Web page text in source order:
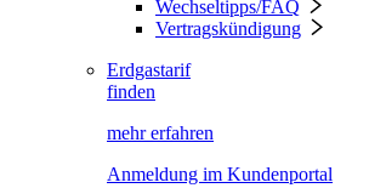
Wechseltipps/FAQ
Vertragskündigung
Erdgastarif
finden
mehr erfahren
Anmeldung im Kundenportal